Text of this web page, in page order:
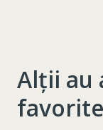
Alții au
favorite